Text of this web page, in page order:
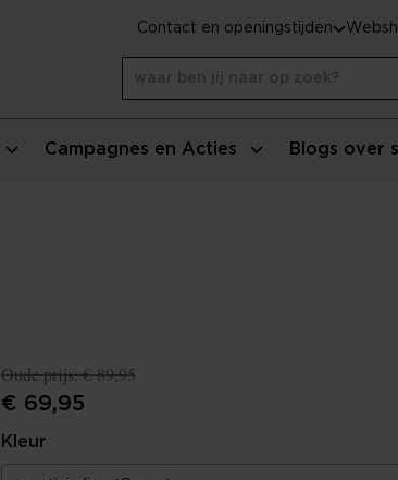
Campagnes en Acties Blogs over
Contact en openingstijden
Oude prijs:€ 89,95
€ 69,95
Kleur